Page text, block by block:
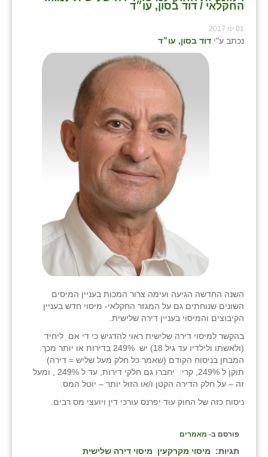
החקלאי / דוד בסון, עו״ד
01 ינו 2017
נכתב ע"י דוד בסון, עו״ד
השנה החדשה הגיעה ועימה צרור המכות בעניין המיסים
השונים שנוחתים גם על המגזר החקלאי- מיסוי חדש בעניין
הקיבוצים והמיסוי בעניין דירה שלישית.
בהקשר למיסוי דירה שלישית ראוי להדגיש כי די אם ליחיד
(ולאשתו ולילדיו עד גיל 18) יש 249% בדירות או יותר מכך.
המבחן בניסוח הקודם (שאמר כל חלק מעל שליש = דירה)
תוקן ל 249%, קרי: יחברו גם חלקי דירות, עד ל 249% , ומעל
זה – על חלק הדירה הקטן ו/או הזול יותר – יוטל המס.
ניסוח כזה של החוק עוד יפרנס עורכי דין ויועצי מס רבים.
פורסם ב- מאמרים
תגיות: מיסוי מקרקעין מיסוי דירה שלישית